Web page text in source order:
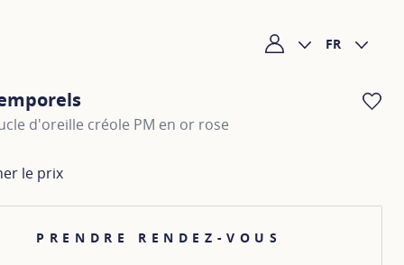
Mon compte
FR
d'oreille créole PM en or rose
le prix
PRENDRE RENDEZ-VOUS